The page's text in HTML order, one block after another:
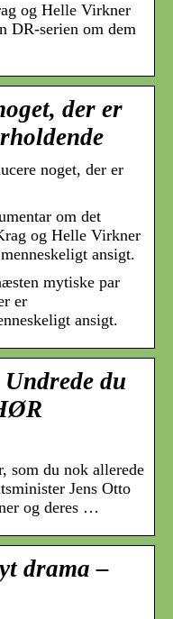
og Helle Virkner
DR-serien om dem
der er
noget, der er
om det
og Helle Virkner
ansigt.
mytiske par
er
ansigt.
du
som du nok allerede
Jens Otto
og deres …
drama –